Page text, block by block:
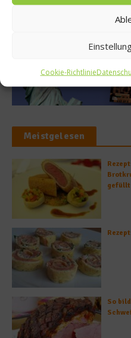
Cookie-Richtlinie
Meistgelesen
So